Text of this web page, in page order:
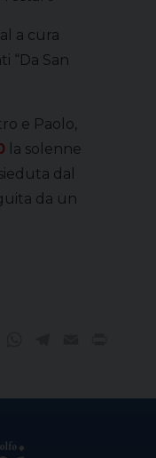
a cura
“Da San
e Paolo,
la solenne
dal
da un